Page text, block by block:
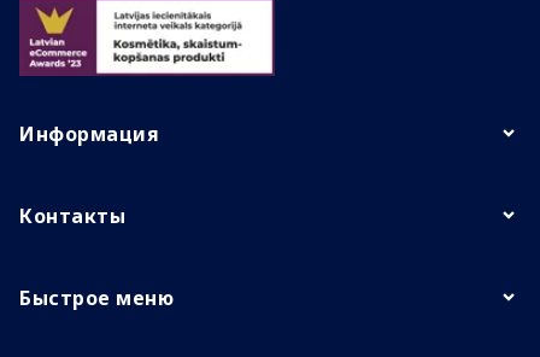
Информация
Контакты
Быстрое меню